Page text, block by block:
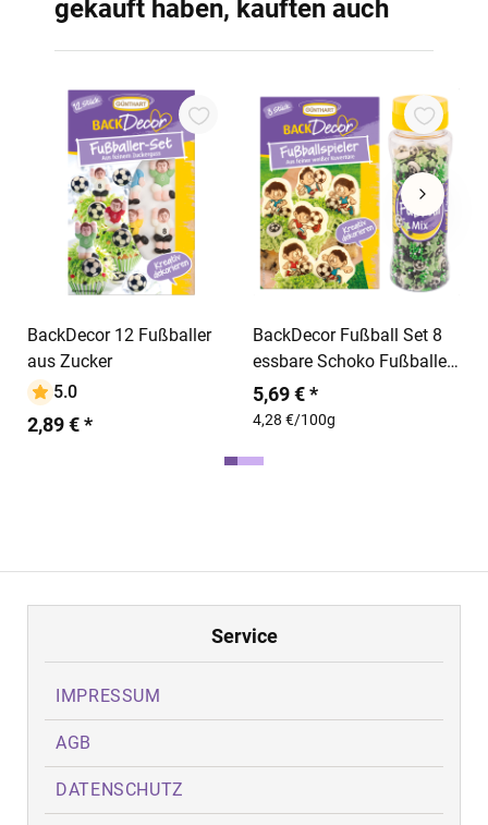
gekauft haben, kauften auch
In den Warenkorb
BackDecor 12 Fußballer
aus Zucker
5.0
2,89 € *
In den Warenkorb
BackDecor Fußball Set 8
essbare Schoko Fußballer
aus weißer Schokolade
und Fußball Streusel Mix
5,69 € *
4,28 €/100g
Service
IMPRESSUM
AGB
DATENSCHUTZ